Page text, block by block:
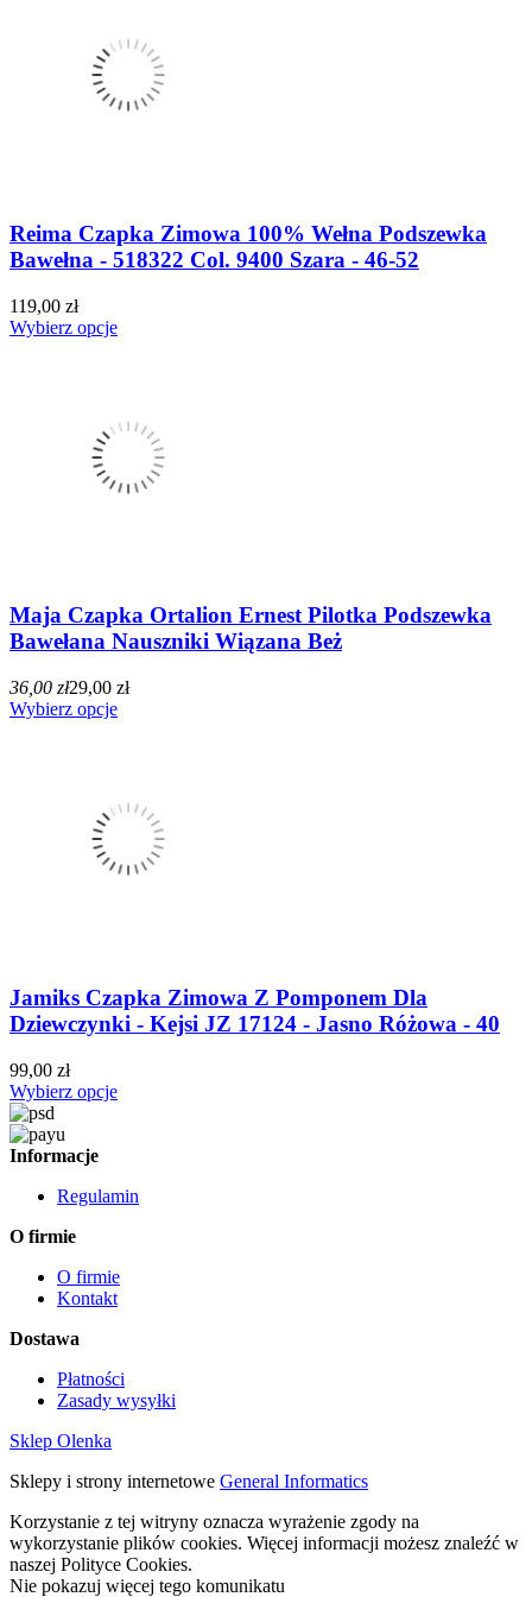
Reima Czapka Zimowa 100% Wełna Podszewka
Bawełna - 518322 Col. 9400 Szara - 46-52
119,00 zł
Wybierz opcje
Maja Czapka Ortalion Ernest Pilotka Podszewka
Bawełana Nauszniki Wiązana Beż
36,00 zł29,00 zł
Wybierz opcje
Jamiks Czapka Zimowa Z Pomponem Dla
Dziewczynki - Kejsi JZ 17124 - Jasno Różowa - 40
99,00 zł
Wybierz opcje
Informacje
Regulamin
O firmie
O firmie
Kontakt
Dostawa
Płatności
Zasady wysyłki
Sklep Olenka
Sklepy i strony internetowe General Informatics
Korzystanie z tej witryny oznacza wyrażenie zgody na
wykorzystanie plików cookies. Więcej informacji możesz znaleźć w
naszej Polityce Cookies.
Nie pokazuj więcej tego komunikatu